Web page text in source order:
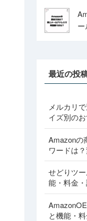
最近の投
メルカリ
イズ別の
Amazonの
ワードは
せどりツ
能・料金
と機能・